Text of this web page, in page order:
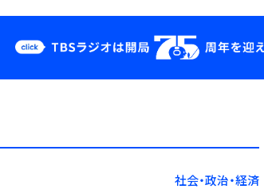
YouTube
会社情報社会・政治・経済